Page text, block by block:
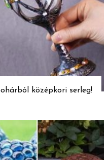
középkori serleg!